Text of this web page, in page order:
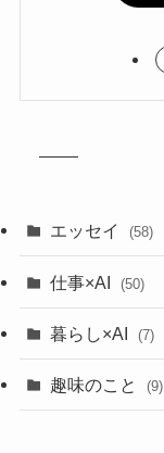
エッセイ (58)
仕事×AI (50)
暮らし×AI (7)
趣味のこと (9)